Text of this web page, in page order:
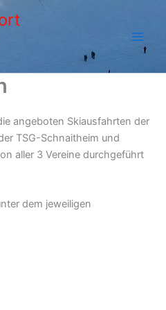
angeboten Skiausfahrten der
TSG-Schnaitheim und
aller 3 Vereine durchgeführt
dem jeweiligen